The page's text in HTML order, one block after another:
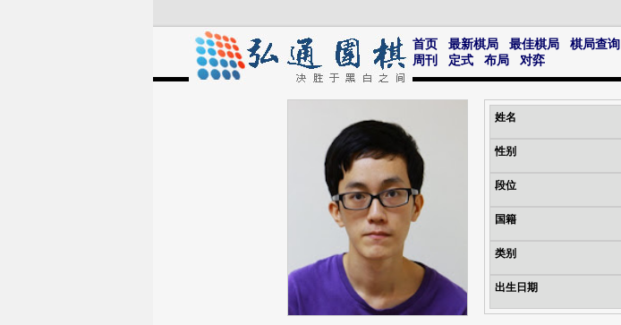
首页 最新棋局 最佳棋局 棋局查询
周刊
定式 布局 对弈
姓名
性别
段位
国籍
类别
出生日期